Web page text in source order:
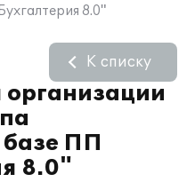
8.0"
ПП
8.0"
К списку